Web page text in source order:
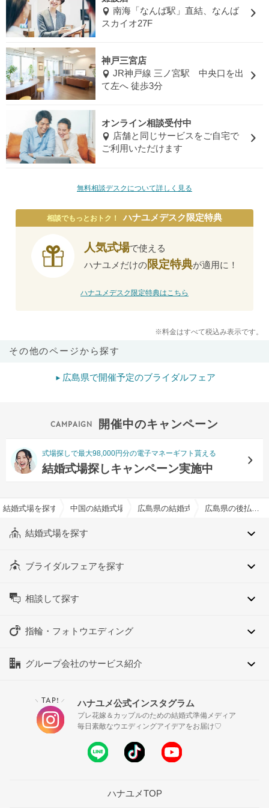
南海「なんば駅」直結、なんば
スカイオ27F
神戸三宮店
JR神戸線 三ノ宮駅 中央口を出
て左へ 徒歩3分
オンライン相談受付中
店舗と同じサービスをご自宅で
ご利用いただけます
無料相談デスクについて詳しく見る
相談でもっとおトク！ ハナユメデスク限定特典
人気式場で使える
ハナユメだけの限定特典が適用に！
ハナユメデスク限定特典はこちら
※料金はすべて税込み表示です。
その他のページから探す
広島県で開催予定のブライダルフェア
開催中のキャンペーン
式場探しで最大98,000円分の電子マネーギフト貰える
結婚式場探しキャンペーン実施中
結婚式場を探すならハナユメ
中国の結婚式場 広島県の結婚式場
結婚式場を探す
ブライダルフェアを探す
相談して探す
指輪・フォトウエディング
グループ会社のサービス紹介
＼ TAP! ／ ハナユメ公式インスタグラム
プレ花嫁＆カップルのための結婚式準備メディア
毎日素敵なウエディングアイデアをお届け♡
ハナユメTOP